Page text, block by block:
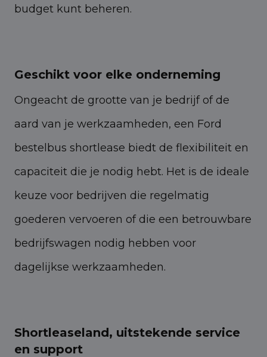
budget kunt beheren.
Geschikt voor elke onderneming
Ongeacht de grootte van je bedrijf of de
aard van je werkzaamheden, een Ford
bestelbus shortlease biedt de flexibiliteit en
capaciteit die je nodig hebt. Het is de ideale
keuze voor bedrijven die regelmatig
goederen vervoeren of die een betrouwbare
bedrijfswagen nodig hebben voor
dagelijkse werkzaamheden.
Shortleaseland, uitstekende service
en support